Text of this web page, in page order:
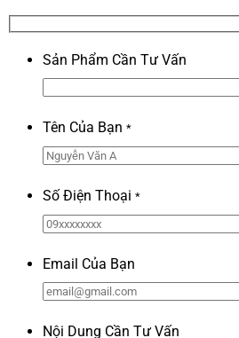
Sản Phẩm Cần Tư Vấn
Tên Của Bạn *
Số Điện Thoại *
Email Của Bạn
Nội Dung Cần Tư Vấn